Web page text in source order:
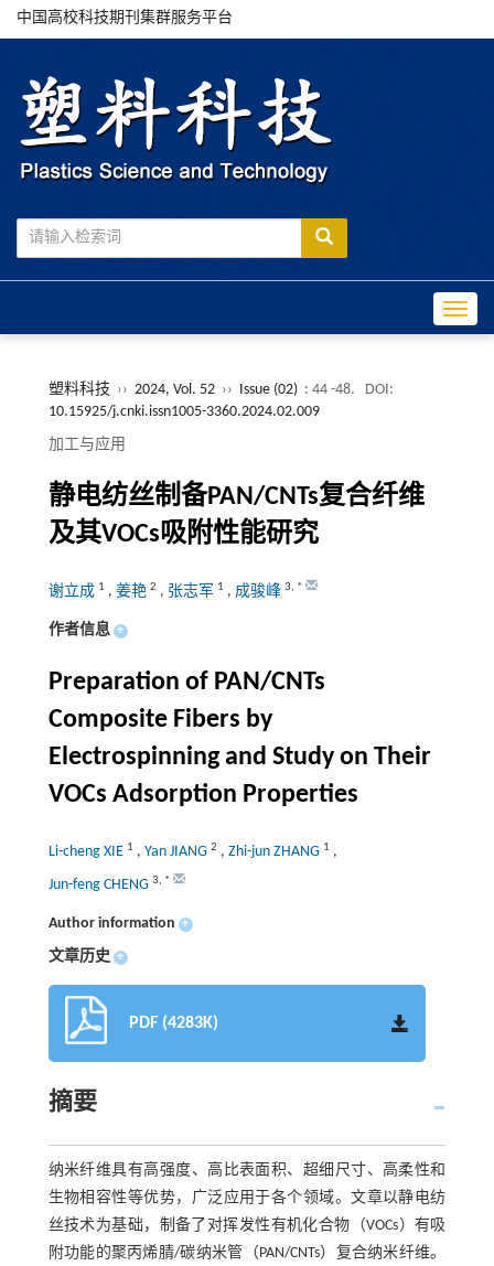
中国高校科技期刊集群服务平台
塑料科技 ›› 2024, Vol. 52 ›› Issue (02) : 44 -48.
DOI:
10.15925/j.cnki.issn1005-3360.2024.02.009
加工与应用
静电纺丝制备PAN/CNTs复合纤维
及其VOCs吸附性能研究
谢立成 1 , 姜艳 2 , 张志军 1 , 成骏峰 3, *
作者信息 +
Preparation of PAN/CNTs
Composite Fibers by
Electrospinning and Study on Their
VOCs Adsorption Properties
Li-cheng XIE 1 , Yan JIANG 2 , Zhi-jun ZHANG 1 ,
Jun-feng CHENG 3, *
Author information +
文章历史 +
PDF (4283K)
摘要
纳米纤维具有高强度、高比表面积、超细尺寸、高柔性和
生物相容性等优势，广泛应用于各个领域。文章以静电纺
丝技术为基础，制备了对挥发性有机化合物（VOCs）有吸
附功能的聚丙烯腈/碳纳米管（PAN/CNTs）复合纳米纤维。